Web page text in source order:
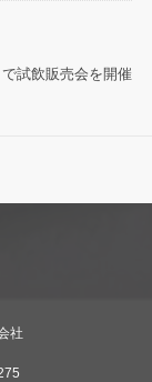
試飲販売会を開催
社